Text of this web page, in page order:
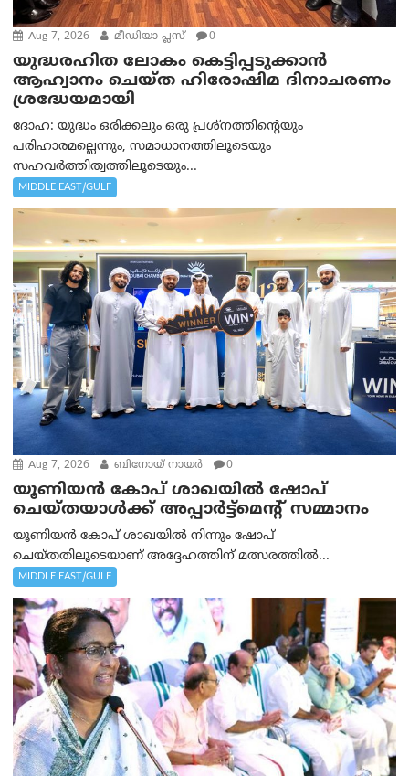
Aug 7, 2026 മീഡിയാ പ്ലസ് 0
യുദ്ധരഹിത ലോകം കെട്ടിപ്പടുക്കാന്‍
ആഹ്വാനം ചെയ്ത ഹിരോഷിമ ദിനാചരണം
ശ്രദ്ധേയമായി
ദോഹ: യുദ്ധം ഒരിക്കലും ഒരു പ്രശ്‌നത്തിന്റെയും
പരിഹാരമല്ലെന്നും, സമാധാനത്തിലൂടെയും
സഹവര്‍ത്തിത്വത്തിലൂടെയും...
MIDDLE EAST/GULF
Aug 7, 2026 ബിനോയ് നായര്‍ 0
യൂണിയൻ കോപ് ശാഖയിൽ ഷോപ്
ചെയ്തയാൾക്ക് അപ്പാർട്ട്മെന്റ് സമ്മാനം
യൂണിയൻ കോപ് ശാഖയിൽ നിന്നും ഷോപ്
ചെയ്തതിലൂടെയാണ് അദ്ദേഹത്തിന് മത്സരത്തിൽ...
MIDDLE EAST/GULF